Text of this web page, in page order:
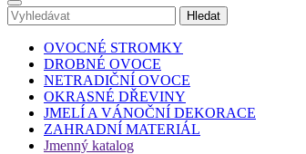
OVOCNÉ STROMKY
DROBNÉ OVOCE
NETRADIČNÍ OVOCE
OKRASNÉ DŘEVINY
JMELÍ A VÁNOČNÍ DEKORACE
ZAHRADNÍ MATERIÁL
Jmenný katalog